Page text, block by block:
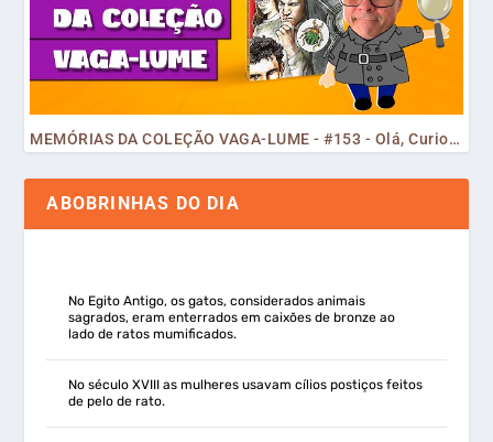
MEMÓRIAS DA COLEÇÃO VAGA-LUME - #153 - Olá, Curiosos! 2023
ABOBRINHAS DO DIA
No Egito Antigo, os gatos, considerados animais
sagrados, eram enterrados em caixões de bronze ao
lado de ratos mumificados.
No século XVIII as mulheres usavam cílios postiços feitos
de pelo de rato.